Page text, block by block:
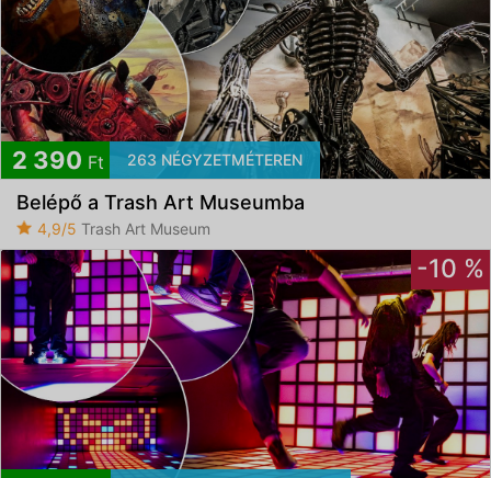
2 390 Ft 263 NÉGYZETMÉTEREN
Belépő a Trash Art Museumba
4,9/5 Trash Art Museum
-10 %